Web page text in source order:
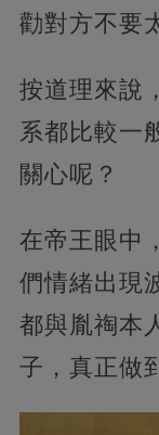
勸對方不要
按道理來說
系都比較一
關心呢？
在帝王眼中
們情緒出現
都與胤祹本
子，真正做